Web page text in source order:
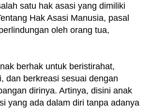
satu hak asasi yang dimiliki
Hak Asasi Manusia, pasal
oleh orang tua,
berhak untuk beristirahat,
dan berkreasi sesuai dengan
dirinya. Artinya, disini anak
yang ada dalam diri tanpa adanya